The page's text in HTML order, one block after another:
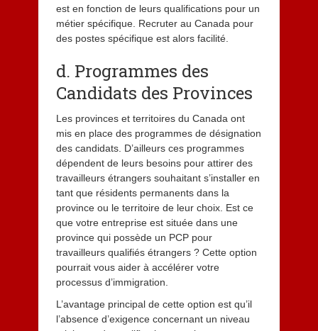
est en fonction de leurs qualifications pour un
métier spécifique. Recruter au Canada pour
des postes spécifique est alors facilité.
d. Programmes des
Candidats des Provinces
Les provinces et territoires du Canada ont
mis en place des programmes de désignation
des candidats. D’ailleurs ces programmes
dépendent de leurs besoins pour attirer des
travailleurs étrangers souhaitant s’installer en
tant que résidents permanents dans la
province ou le territoire de leur choix. Est ce
que votre entreprise est située dans une
province qui possède un PCP pour
travailleurs qualifiés étrangers ? Cette option
pourrait vous aider à accélérer votre
processus d’immigration.
L’avantage principal de cette option est qu’il
l’absence d’exigence concernant un niveau